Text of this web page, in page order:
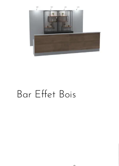
Bar Effet Bois